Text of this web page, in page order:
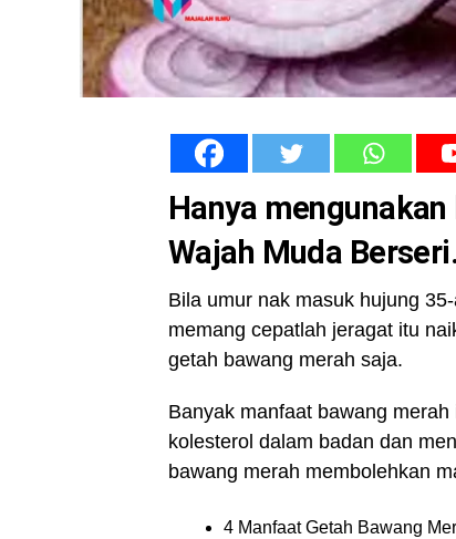
Hanya
Wajah Muda Berseri.
Bila umur nak masuk hujung
memang cepatlah jeragat itu
getah bawang merah saja.
Banyak manfaat bawang
kolesterol dalam badan dan
bawang merah membolehkan
4 Manfaat Getah Bawang